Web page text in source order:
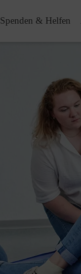
Spenden & Helfen